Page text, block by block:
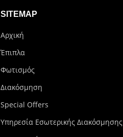
SITEMAP
Αρχική
Έπιπλα
Φωτισμός
Διακόσμηση
Special Offers
Υπηρεσία Εσωτερικής Διακόσμησης